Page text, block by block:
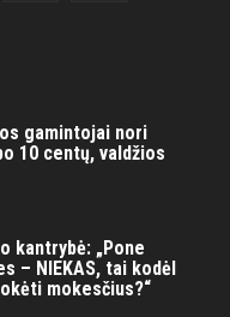
gamintojai nori
10 centų, valdžios
kantrybė: „Pone
– NIEKAS, tai kodėl
mokesčius?“